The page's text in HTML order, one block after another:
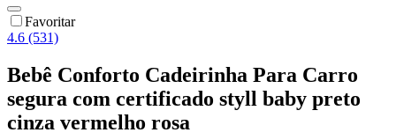
Favoritar
4.6 (531)
Bebê Conforto Cadeirinha Para Carro
segura com certificado styll baby preto
cinza vermelho rosa